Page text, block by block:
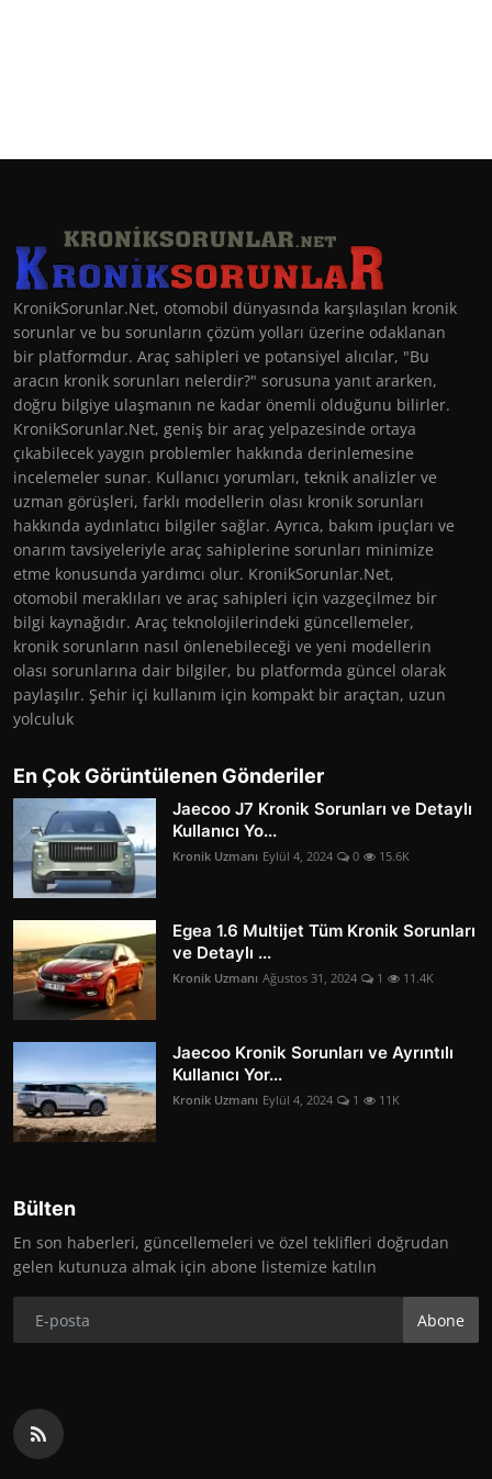
KronikSorunlar.Net, otomobil dünyasında karşılaşılan kronik
sorunlar ve bu sorunların çözüm yolları üzerine odaklanan
bir platformdur. Araç sahipleri ve potansiyel alıcılar, "Bu
aracın kronik sorunları nelerdir?" sorusuna yanıt ararken,
doğru bilgiye ulaşmanın ne kadar önemli olduğunu bilirler.
KronikSorunlar.Net, geniş bir araç yelpazesinde ortaya
çıkabilecek yaygın problemler hakkında derinlemesine
incelemeler sunar. Kullanıcı yorumları, teknik analizler ve
uzman görüşleri, farklı modellerin olası kronik sorunları
hakkında aydınlatıcı bilgiler sağlar. Ayrıca, bakım ipuçları ve
onarım tavsiyeleriyle araç sahiplerine sorunları minimize
etme konusunda yardımcı olur. KronikSorunlar.Net,
otomobil meraklıları ve araç sahipleri için vazgeçilmez bir
bilgi kaynağıdır. Araç teknolojilerindeki güncellemeler,
kronik sorunların nasıl önlenebileceği ve yeni modellerin
olası sorunlarına dair bilgiler, bu platformda güncel olarak
paylaşılır. Şehir içi kullanım için kompakt bir araçtan, uzun
yolculuk
En Çok Görüntülenen Gönderiler
Jaecoo J7 Kronik Sorunları ve Detaylı
Kullanıcı Yo...
Kronik Uzmanı Eylül 4, 2024 0 15.6K
Egea 1.6 Multijet Tüm Kronik Sorunları
ve Detaylı ...
Kronik Uzmanı Ağustos 31, 2024 1 11.4K
Jaecoo Kronik Sorunları ve Ayrıntılı
Kullanıcı Yor...
Kronik Uzmanı Eylül 4, 2024 1 11K
Bülten
En son haberleri, güncellemeleri ve özel teklifleri doğrudan
gelen kutunuza almak için abone listemize katılın
Abone